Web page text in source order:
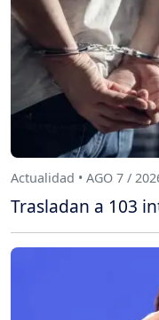
Actualidad • AGO 7 /
Trasladan a 103